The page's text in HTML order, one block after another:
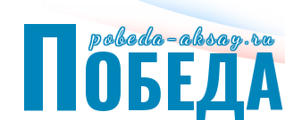
pobeda-aksay.ru
ПОБЕДА